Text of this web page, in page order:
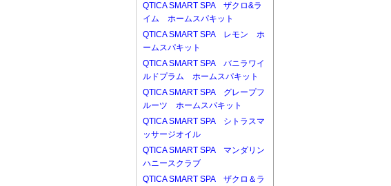
QTICA SMART SPA ザクロ&ラ
イム ホームスパキット
QTICA SMART SPA レモン ホ
ームスパキット
QTICA SMART SPA バニラワイ
ルドプラム ホームスパキット
QTICA SMART SPA グレープフ
ルーツ ホームスパキット
QTICA SMART SPA シトラスマ
ッサージオイル
QTICA SMART SPA マンダリン
ハニースクラブ
QTICA SMART SPA ザクロ＆ラ